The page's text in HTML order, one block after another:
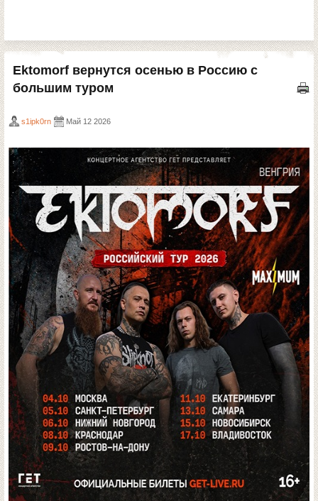
Ektomorf вернутся осенью в Россию с
большим туром
s1ipk0rn Май 12 2026